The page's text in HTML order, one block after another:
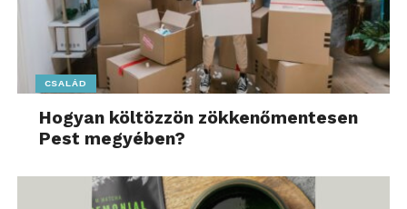
CSALÁD
Hogyan költözzön zökkenőmentesen
Pest megyében?